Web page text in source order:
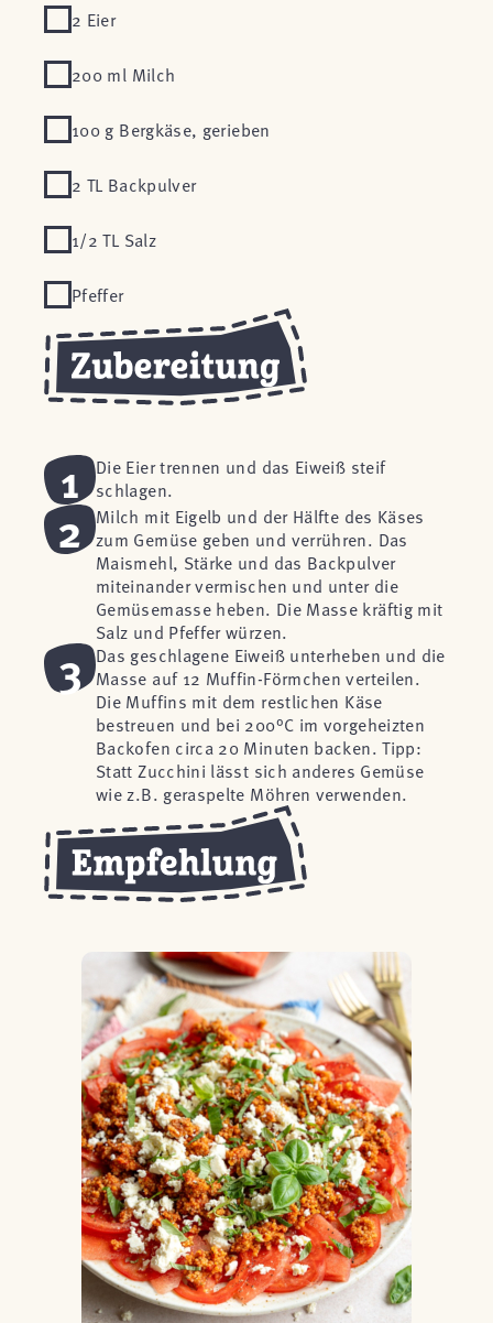
2 Eier
200 ml Milch
100 g Bergkäse, gerieben
2 TL Backpulver
1/2 TL Salz
Pfeffer
1
Die Eier trennen und das Eiweiß steif
schlagen.
2
Milch mit Eigelb und der Hälfte des Käses
zum Gemüse geben und verrühren. Das
Maismehl, Stärke und das Backpulver
miteinander vermischen und unter die
Gemüsemasse heben. Die Masse kräftig mit
Salz und Pfeffer würzen.
3
Das geschlagene Eiweiß unterheben und die
Masse auf 12 Muffin-Förmchen verteilen.
Die Muffins mit dem restlichen Käse
bestreuen und bei 200°C im vorgeheizten
Backofen circa 20 Minuten backen. Tipp:
Statt Zucchini lässt sich anderes Gemüse
wie z.B. geraspelte Möhren verwenden.